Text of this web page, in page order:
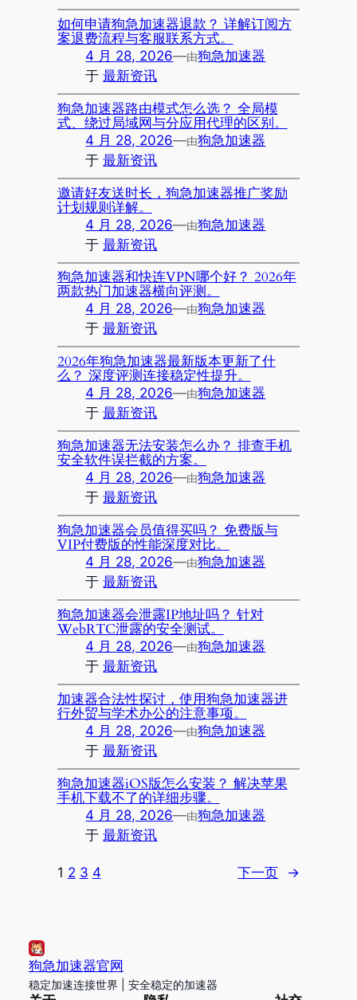
如何申请狗急加速器退款？ 详解订阅方
案退费流程与客服联系方式。
4 月 28, 2026—由狗急加速器
于最新资讯
狗急加速器路由模式怎么选？ 全局模
式、绕过局域网与分应用代理的区别。
4 月 28, 2026—由狗急加速器
于最新资讯
邀请好友送时长，狗急加速器推广奖励
计划规则详解。
4 月 28, 2026—由狗急加速器
于最新资讯
狗急加速器和快连VPN哪个好？ 2026年
两款热门加速器横向评测。
4 月 28, 2026—由狗急加速器
于最新资讯
2026年狗急加速器最新版本更新了什
么？ 深度评测连接稳定性提升。
4 月 28, 2026—由狗急加速器
于最新资讯
狗急加速器无法安装怎么办？ 排查手机
安全软件误拦截的方案。
4 月 28, 2026—由狗急加速器
于最新资讯
狗急加速器会员值得买吗？ 免费版与
VIP付费版的性能深度对比。
4 月 28, 2026—由狗急加速器
于最新资讯
狗急加速器会泄露IP地址吗？ 针对
WebRTC泄露的安全测试。
4 月 28, 2026—由狗急加速器
于最新资讯
加速器合法性探讨，使用狗急加速器进
行外贸与学术办公的注意事项。
4 月 28, 2026—由狗急加速器
于最新资讯
狗急加速器iOS版怎么安装？ 解决苹果
手机下载不了的详细步骤。
4 月 28, 2026—由狗急加速器
于最新资讯
1 2 3 4 下一页 →
狗急加速器官网
稳定加速连接世界 | 安全稳定的加速器